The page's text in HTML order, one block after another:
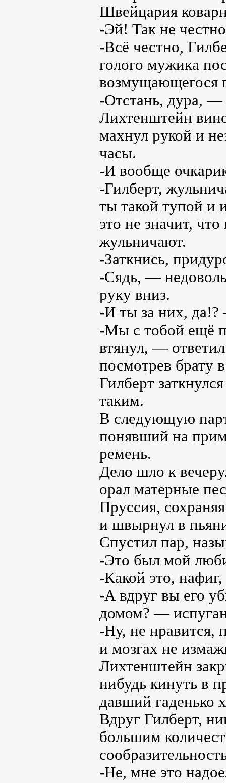
Швейцария
-Эй! Так не
-Всё честно,
голого мужика
возмущающегося
-Отстань, дура, —
Лихтенштейн
махнул рукой и
часы.
-И вообще
-Гилберт,
ты такой тупой и
это не значит,
жульничают.
-Заткнись,
-Сядь, —
руку вниз.
-И ты за них, да!?
-Мы с тобой ещё
втянул, —
посмотрев брату в
Гилберт
таким.
В следующую
понявший на
ремень.
Дело шло к
орал матерные
Пруссия,
и швырнул в
Спустил пар,
-Это был мой
-Какой это,
-А вдруг вы его
домом? —
-Ну, не нравится,
и мозгах не
Лихтенштейн
нибудь кинуть в
давший гаденько
Вдруг Гилберт,
большим
-Не, мне это